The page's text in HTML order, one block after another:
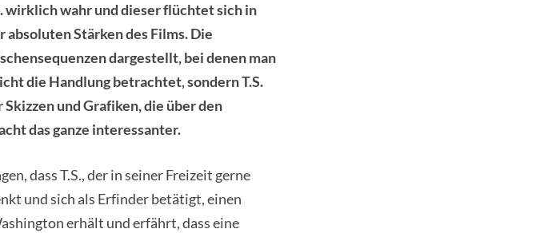
wirklich wahr und dieser flüchtet sich in
absoluten Stärken des Films. Die
dargestellt, bei denen man
die Handlung betrachtet, sondern T.S.
und Grafiken, die über den
das ganze interessanter.
dass T.S., der in seiner Freizeit gerne
und sich als Erfinder betätigt, einen
erhält und erfährt, dass eine